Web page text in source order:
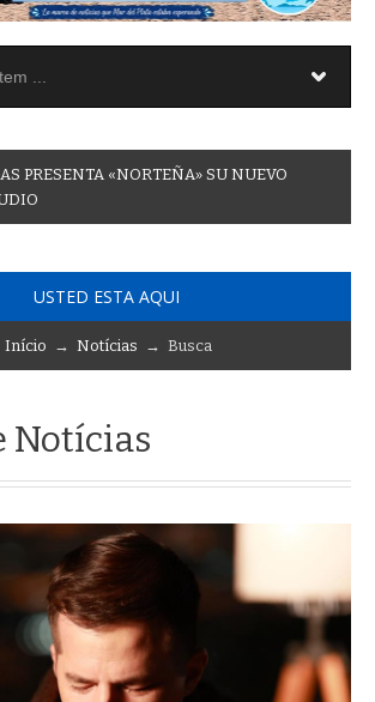
AS PRESENTA «NORTEÑA» SU NUEVO
DIO
USTED ESTA AQUI
Início → Notícias → Busca
Notícias